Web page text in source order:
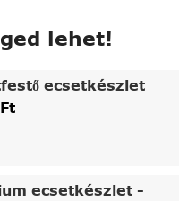
lehet!
ecsetkészlet
Ft
ecsetkészlet -